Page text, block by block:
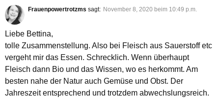
Frauenpowertrotzms sagt: November 8, 2020 beim 10:49 p.m.
Liebe Bettina,
tolle Zusammenstellung. Also bei Fleisch aus Sauerstoff etc
vergeht mir das Essen. Schrecklich. Wenn überhaupt
Fleisch dann Bio und das Wissen, wo es herkommt. Am
besten nahe der Natur auch Gemüse und Obst. Der
Jahreszeit entsprechend und trotzdem abwechslungsreich.